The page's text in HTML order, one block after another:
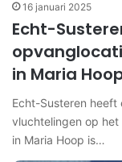
16 januari 2025
Echt-
in Maria
Echt-Susteren heeft
vluchtelingen op het
in Maria Hoop is…